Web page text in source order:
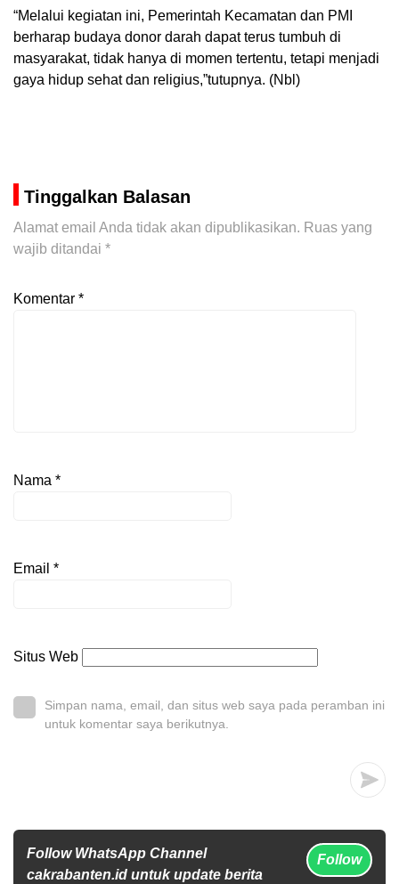
“Melalui kegiatan ini, Pemerintah Kecamatan dan PMI
berharap budaya donor darah dapat terus tumbuh di
masyarakat, tidak hanya di momen tertentu, tetapi menjadi
gaya hidup sehat dan religius,”tutupnya. (Nbl)
Tinggalkan Balasan
Alamat email Anda tidak akan dipublikasikan. Ruas yang
wajib ditandai *
Komentar *
Nama *
Email *
Situs Web
Simpan nama, email, dan situs web saya pada peramban ini
untuk komentar saya berikutnya.
Follow WhatsApp Channel
cakrabanten.id untuk update berita
Follow